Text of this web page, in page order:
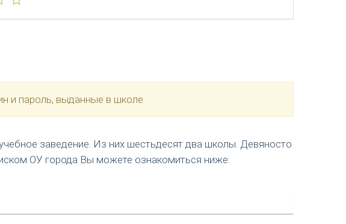
и пароль, выданные в школе.
заведение. Из них шестьдесят два школы. Девяносто
ОУ города Вы можете ознакомиться ниже: